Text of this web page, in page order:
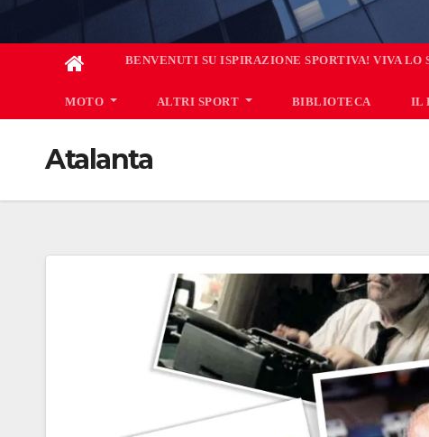
BENVENUTI SU ISPIRAZIONE SPORTIVA! VIVA LO
MOTO ALTRI SPORT BIBLIOTECA IL
Atalanta